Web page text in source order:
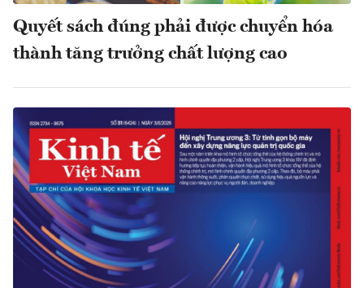
Quyết sách đúng phải được chuyển hóa
thành tăng trưởng chất lượng cao